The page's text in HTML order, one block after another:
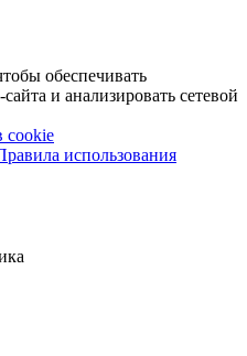
обеспечивать
и анализировать сетевой
cookie
использования